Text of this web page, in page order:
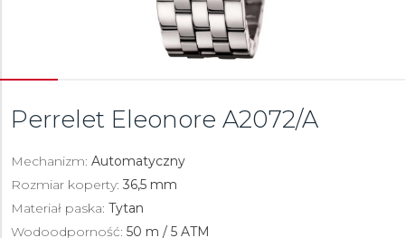
Perrelet Eleonore A2072/A
Mechanizm: Automatyczny
Rozmiar koperty: 36,5 mm
Materiał paska: Tytan
Wodoodporność: 50 m / 5 ATM